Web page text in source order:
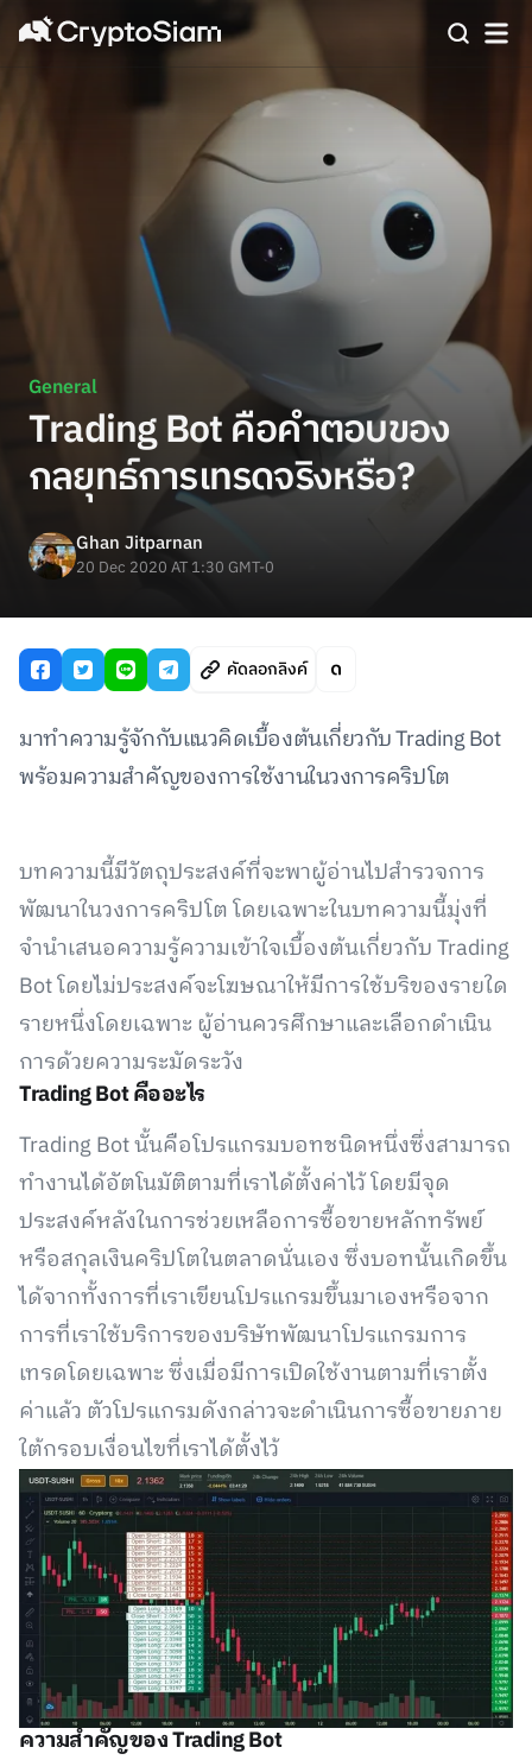
General
Trading Bot คือคำตอบของ
กลยุทธ์การเทรดจริงหรือ?
Ghan Jitparnan
20 Dec 2020 AT 1:30 GMT-0
คัดลอกลิงค์
มาทำความรู้จักกับแนวคิดเบื้องต้นเกี่ยวกับ Trading Bot
พร้อมความสำคัญของการใช้งานในวงการคริปโต
บทความนี้มีวัตถุประสงค์ที่จะพาผู้อ่านไปสำรวจการ
พัฒนาในวงการคริปโต โดยเฉพาะในบทความนี้มุ่งที่
จำนำเสนอความรู้ความเข้าใจเบื้องต้นเกี่ยวกับ Trading
Bot โดยไม่ประสงค์จะโฆษณาให้มีการใช้บริของรายใด
รายหนึ่งโดยเฉพาะ ผู้อ่านควรศึกษาและเลือกดำเนิน
การด้วยความระมัดระวัง
Trading Bot คืออะไร
Trading Bot นั้นคือโปรแกรมบอทชนิดหนึ่งซึ่งสามารถ
ทำงานได้อัตโนมัติตามที่เราได้ตั้งค่าไว้ โดยมีจุด
ประสงค์หลังในการช่วยเหลือการซื้อขายหลักทรัพย์
หรือสกุลเงินคริปโตในตลาดนั่นเอง ซึ่งบอทนั้นเกิดขึ้น
ได้จากทั้งการที่เราเขียนโปรแกรมขึ้นมาเองหรือจาก
การที่เราใช้บริการของบริษัทพัฒนาโปรแกรมการ
เทรดโดยเฉพาะ ซึ่งเมื่อมีการเปิดใช้งานตามที่เราตั้ง
ค่าแล้ว ตัวโปรแกรมดังกล่าวจะดำเนินการซื้อขายภาย
ใต้กรอบเงื่อนไขที่เราได้ตั้งไว้
ความสำคัญของ Trading Bot